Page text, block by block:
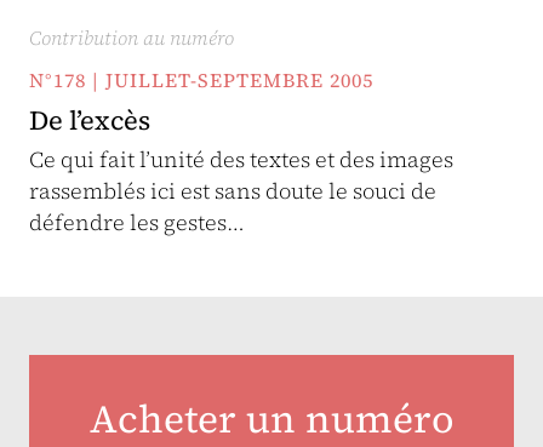
Contribution au numéro
N°178 | JUILLET-SEPTEMBRE 2005
De l’excès
Ce qui fait l’unité des textes et des images
rassemblés ici est sans doute le souci de
défendre les gestes…
Acheter un numéro